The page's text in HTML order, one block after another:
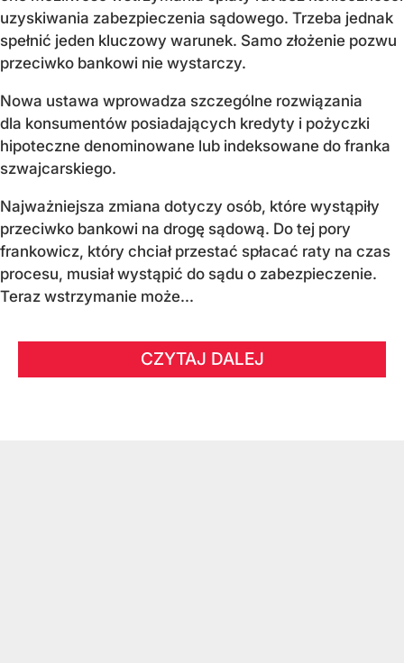
uzyskiwania zabezpieczenia sądowego. Trzeba jednak
spełnić jeden kluczowy warunek. Samo złożenie pozwu
przeciwko bankowi nie wystarczy.
Nowa ustawa wprowadza szczególne rozwiązania
dla konsumentów posiadających kredyty i pożyczki
hipoteczne denominowane lub indeksowane do franka
szwajcarskiego.
Najważniejsza zmiana dotyczy osób, które wystąpiły
przeciwko bankowi na drogę sądową. Do tej pory
frankowicz, który chciał przestać spłacać raty na czas
procesu, musiał wystąpić do sądu o zabezpieczenie.
Teraz wstrzymanie może...
CZYTAJ DALEJ